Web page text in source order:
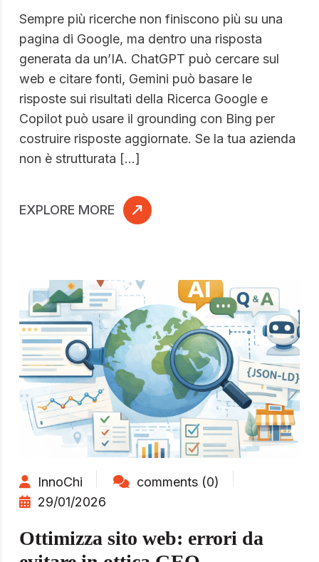
Sempre più ricerche non finiscono più su una
pagina di Google, ma dentro una risposta
generata da un’IA. ChatGPT può cercare sul
web e citare fonti, Gemini può basare le
risposte sui risultati della Ricerca Google e
Copilot può usare il grounding con Bing per
costruire risposte aggiornate. Se la tua azienda
non è strutturata […]
EXPLORE MORE
InnoChi
comments (0)
29/01/2026
Ottimizza sito web: errori da